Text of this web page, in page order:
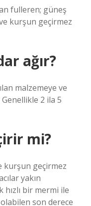
fulleren; güneş
kurşun geçirmez
ağır?
malzemeye ve
2 ila 5
mi?
kurşun geçirmez
yakın
bir mermi ile
son derece